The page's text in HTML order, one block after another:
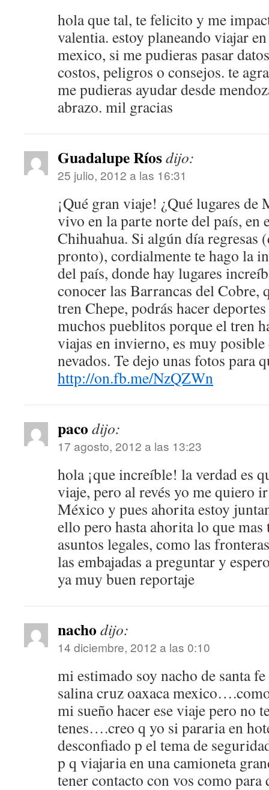
hola que tal, te felicito y me
valentia. estoy planeando viajar
mexico, si me pudieras pasar
costos, peligros o consejos. te
me pudieras ayudar desde
abrazo. mil gracias
Guadalupe Ríosdijo:
25 julio, 2012 a las 16:31
¡Qué gran viaje! ¿Qué lugares de
vivo en la parte norte del país, en
Chihuahua. Si algún día regresas
pronto), cordialmente te hago la
del país, donde hay lugares
conocer las Barrancas del Cobre,
tren Chepe, podrás hacer
muchos pueblitos porque el tren
viajas en invierno, es muy posible
nevados. Te dejo unas fotos para
http://on.fb.me/NzQZWn
paco dijo:
17 agosto, 2012 a las 13:23
hola ¡que increíble! la verdad es
viaje, pero al revés yo me quiero
México y pues ahorita estoy
ello pero hasta ahorita lo que mas
asuntos legales, como las
las embajadas a preguntar y
ya muy buen reportaje
nacho dijo:
14 diciembre, 2012 a las 0:10
mi estimado soy nacho de santa
salina cruz oaxaca
mi sueño hacer ese viaje pero no
tenes….creo q yo si pararia en
desconfiado p el tema de
p q viajaria en una camioneta
tener contacto con vos como para